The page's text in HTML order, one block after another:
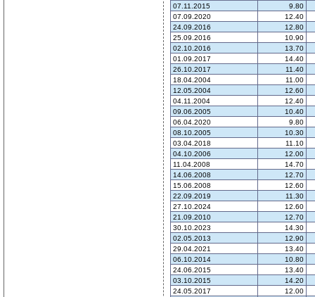
07.11.2015
9.80
07.09.2020
12.40
24.09.2016
12.80
25.09.2016
10.90
02.10.2016
13.70
01.09.2017
14.40
26.10.2017
11.40
18.04.2004
11.00
12.05.2004
12.60
04.11.2004
12.40
09.06.2005
10.40
06.04.2020
9.80
08.10.2005
10.30
03.04.2018
11.10
04.10.2006
12.00
11.04.2008
14.70
14.06.2008
12.70
15.06.2008
12.60
22.09.2019
11.30
27.10.2024
12.60
21.09.2010
12.70
30.10.2023
14.30
02.05.2013
12.90
29.04.2021
13.40
06.10.2014
10.80
24.06.2015
13.40
03.10.2015
14.20
24.05.2017
12.00